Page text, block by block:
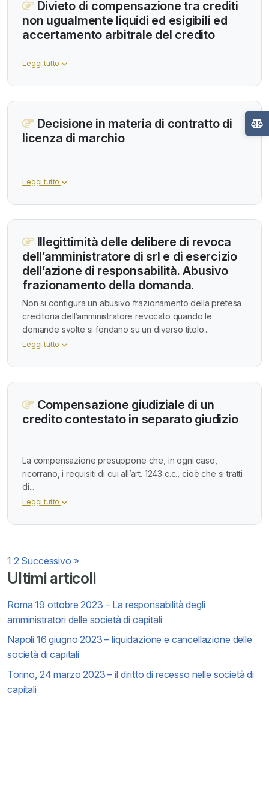
Ultimi articoli
Roma 19 ottobre 2023 – La responsabilità degli
amministratori delle società di capitali
Napoli 16 giugno 2023 – liquidazione e cancellazione delle
società di capitali
Torino, 24 marzo 2023 – il diritto di recesso nelle società di
capitali
Divieto di compensazione tra crediti
non ugualmente liquidi ed esigibili ed
accertamento arbitrale del credito
Leggi tutto
Decisione in materia di contratto di
licenza di marchio
Leggi tutto
Illegittimità delle delibere di revoca
dell’amministratore di srl e di esercizio
dell’azione di responsabilità. Abusivo
frazionamento della domanda.
Non si configura un abusivo frazionamento della pretesa
creditoria dell’amministratore revocato quando le
domande svolte si fondano su un diverso titolo...
Leggi tutto
Compensazione giudiziale di un
credito contestato in separato giudizio
La compensazione presuppone che, in ogni caso,
ricorrano, i requisiti di cui all’art. 1243 c.c., cioè che si tratti
di...
Leggi tutto
Paginazione
degli
articoli
1 2 Successivo »